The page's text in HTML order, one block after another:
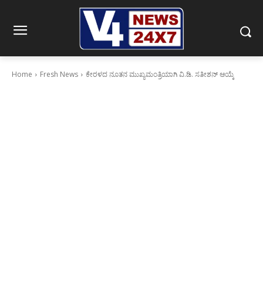
Home Fresh News ಕೇರಳದ ನೂತನ ಮುಖ್ಯಮಂತ್ರಿಯಾಗಿ ವಿ.ಡಿ. ಸತೀಶನ್‌ ಆಯ್ಕೆ